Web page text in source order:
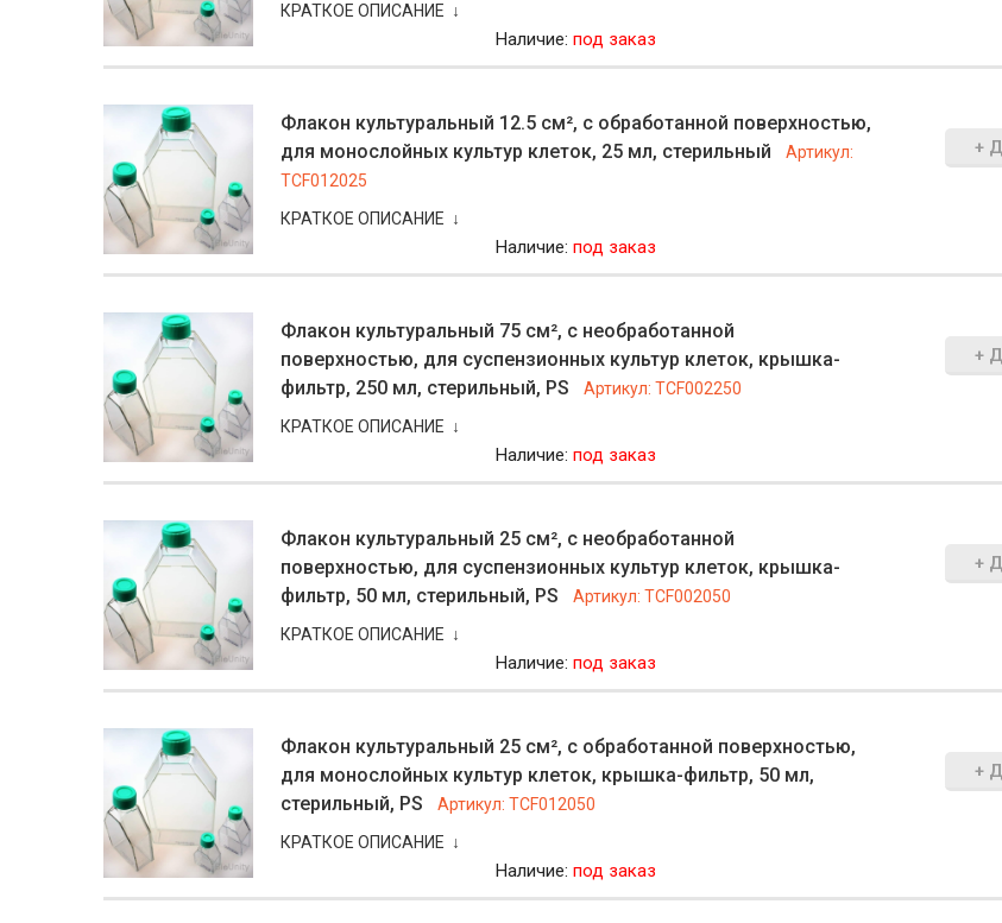
КРАТКОЕ ОПИСАНИЕ ↓
Наличие:под заказ
Флакон культуральный 12.5 см², с обработанной поверхностью,
для монослойных культур клеток, 25 мл, стерильный
Артикул:
TCF012025
КРАТКОЕ ОПИСАНИЕ ↓
Наличие:под заказ
+
Флакон культуральный 75 см², с необработанной
поверхностью, для суспензионных культур клеток, крышка-
фильтр, 250 мл, стерильный, PS
Артикул: TCF002250
КРАТКОЕ ОПИСАНИЕ ↓
Наличие:под заказ
+
Флакон культуральный 25 см², с необработанной
поверхностью, для суспензионных культур клеток, крышка-
фильтр, 50 мл, стерильный, PS
Артикул: TCF002050
КРАТКОЕ ОПИСАНИЕ ↓
Наличие:под заказ
+
Флакон культуральный 25 см², с обработанной поверхностью,
для монослойных культур клеток, крышка-фильтр, 50 мл,
стерильный, PS
Артикул: TCF012050
КРАТКОЕ ОПИСАНИЕ ↓
Наличие:под заказ
+